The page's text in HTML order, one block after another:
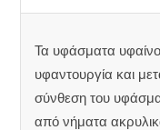
Τα υφάσματα
υφαντουργία και
σύνθεση του
από νήματα